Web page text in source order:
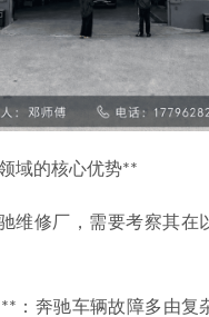
域的核心优势**
维修厂，需要考察其在
：奔驰车辆故障多由复